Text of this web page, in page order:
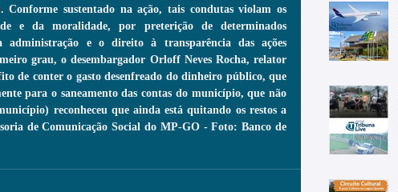
sustentado na ação, tais condutas violam os
e da moralidade, por preterição de determinados
e o direito à transparência das ações
grau, o desembargador Orloff Neves Rocha, relator
de conter o gasto desenfreado do dinheiro público, que
para o saneamento das contas do município, que não
reconheceu que ainda está quitando os restos a
de Comunicação Social do MP-GO - Foto: Banco de